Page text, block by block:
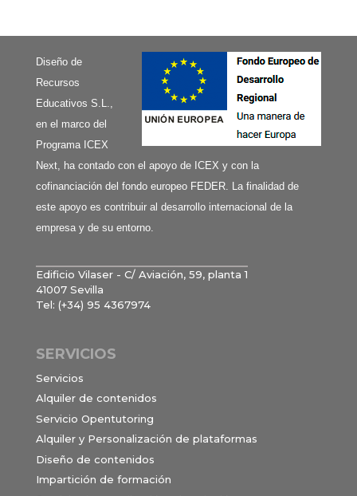
Diseño de
Recursos
Educativos S.L.,
en el marco del
Programa ICEX
Next, ha contado con el apoyo de ICEX y con la
cofinanciación del fondo europeo FEDER. La finalidad de
este apoyo es contribuir al desarrollo internacional de la
empresa y de su entorno.
Edificio Vilaser - C/ Aviación, 59, planta 1
41007 Sevilla
Tel: (+34) 95 4367974
SERVICIOS
Servicios
Alquiler de contenidos
Servicio Opentutoring
Alquiler y Personalización de plataformas
Diseño de contenidos
Impartición de formación